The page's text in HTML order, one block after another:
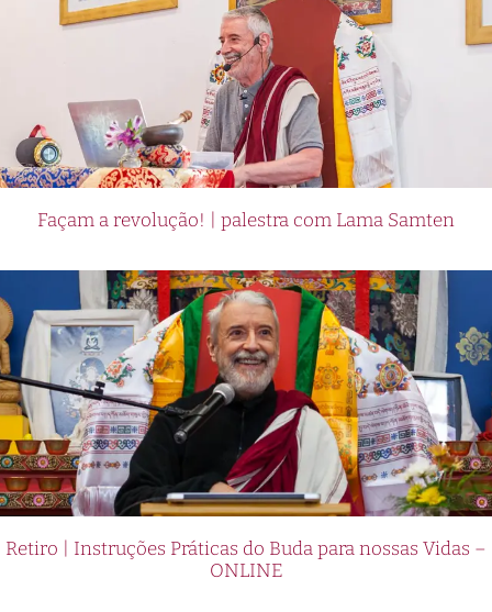
Façam a revolução! | palestra com Lama Samten
Retiro | Instruções Práticas do Buda para nossas Vidas –
ONLINE